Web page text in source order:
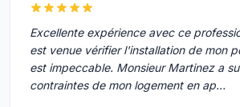
Excellente expérience avec ce
est venue vérifier l'installation de mon
est impeccable. Monsieur Martinez a
contraintes de mon logement en ap…